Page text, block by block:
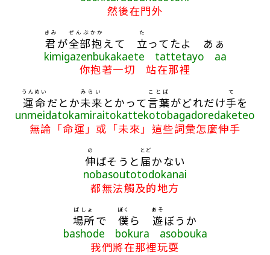
然後在門外
君
きみ
が全部
ぜんぶ
抱
かか
えて 立
た
ってたよ あぁ
kimigazenbukakaete tattetayo aa
你抱著一切 站在那裡
運命
うんめい
だとか未来
みらい
とかって言葉
ことば
がどれだけ手
て
を
unmeidatokamiraitokattekotobagadoredaketeo
無論「命運」或「未來」這些詞彙怎麼伸手
伸
の
ばそうと 届
とど
かない
nobasoutotodokanai
都無法觸及的地方
場所
ばしょ
で 僕
ぼく
ら 遊
あそ
ぼうか
bashode bokura asobouka
我們將在那裡玩耍